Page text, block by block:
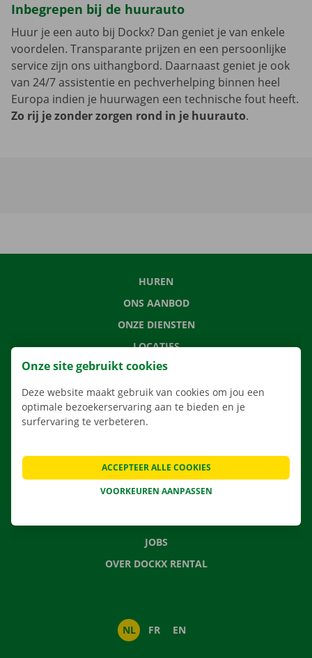
Inbegrepen bij de huurauto
Huur je een auto bij Dockx? Dan geniet je van enkele
voordelen. Transparante prijzen en een persoonlijke
service zijn ons uithangbord. Daarnaast geniet je ook
van 24/7 assistentie en pechverhelping binnen heel
Europa indien je huurwagen een technische fout heeft.
Zo rij je zonder zorgen rond in je huurauto.
HUREN
ONS AANBOD
ONZE DIENSTEN
LOCATIES
APP
VERHUISOPLOSSINGEN
CONTACTEER ONS
VEELGESTELDE VRAGEN
NIEUWS
JOBS
OVER DOCKX RENTAL
NL FR EN
Onze site gebruikt cookies
Deze website maakt gebruik van cookies om jou een
optimale bezoekerservaring aan te bieden en je
surfervaring te verbeteren.
VOORKEUREN AANPASSEN
ACCEPTEER ALLE COOKIES